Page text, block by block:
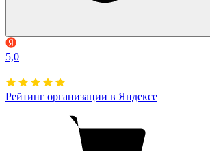
5,0
Рейтинг организации в Яндексе